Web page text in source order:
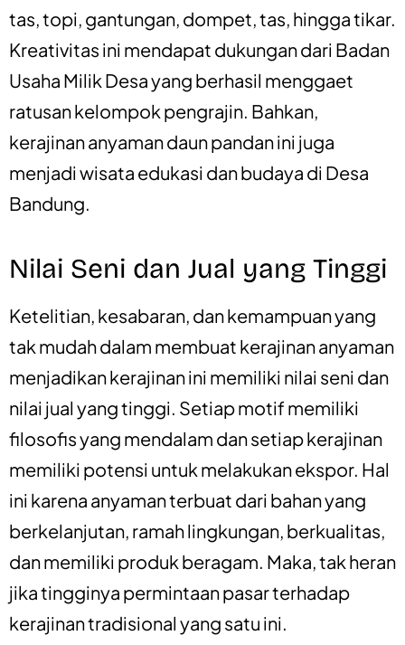
tas, topi, gantungan, dompet, tas, hingga tikar.
Kreativitas ini mendapat dukungan dari Badan
Usaha Milik Desa yang berhasil menggaet
ratusan kelompok pengrajin. Bahkan,
kerajinan anyaman daun pandan ini juga
menjadi wisata edukasi dan budaya di Desa
Bandung.
Nilai Seni dan Jual yang Tinggi
Ketelitian, kesabaran, dan kemampuan yang
tak mudah dalam membuat kerajinan anyaman
menjadikan kerajinan ini memiliki nilai seni dan
nilai jual yang tinggi. Setiap motif memiliki
filosofis yang mendalam dan setiap kerajinan
memiliki potensi untuk melakukan ekspor. Hal
ini karena anyaman terbuat dari bahan yang
berkelanjutan, ramah lingkungan, berkualitas,
dan memiliki produk beragam. Maka, tak heran
jika tingginya permintaan pasar terhadap
kerajinan tradisional yang satu ini.